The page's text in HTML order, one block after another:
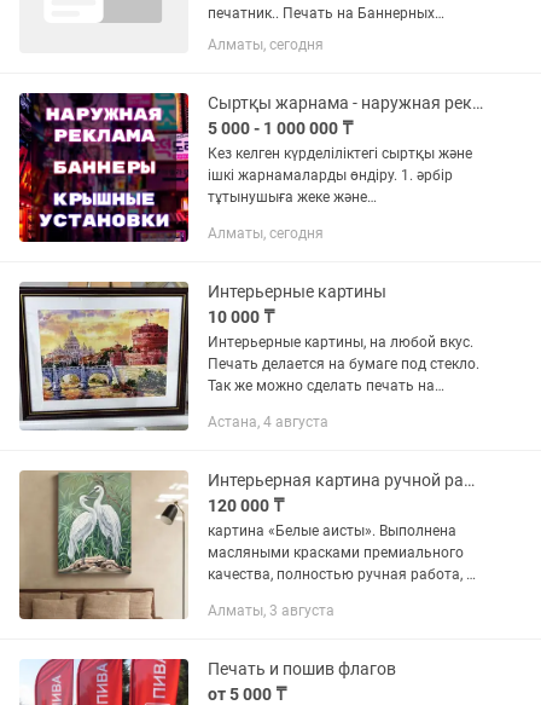
печатник.. Печать на Баннерных
станка. Печать Интерьерная
Алматы, сегодня
Сыртқы жарнама - наружная реклама
5 000 - 1 000 000 ₸
Кез келген күрделіліктегі сыртқы және
ішкі жарнамаларды өндіру. 1. әрбір
тұтынушыға жеке және
ішінде тапсырысты алдын ала есептеу.
Алматы, сегодня
Интерьерные картины
10 000 ₸
Интерьерные картины, на любой вкус.
Печать делается на бумаге под стекло.
Так же можно сделать печать на
зависят от размера и выбора печати с
Астана, 4 августа
Интерьерная картина ручной работы
120 000 ₸
картина «Белые аисты». Выполнена
масляными красками премиального
качества, полностью ручная работа, на
Размер 50×70 см. Белые аисты —
Алматы, 3 августа
Печать и пошив флагов
от 5 000 ₸